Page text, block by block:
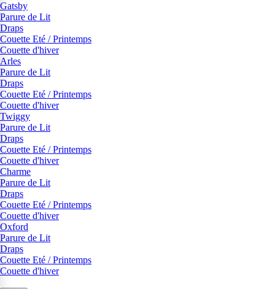
Gatsby
Parure de Lit
Draps
Couette Eté / Printemps
Couette d'hiver
Arles
Parure de Lit
Draps
Couette Eté / Printemps
Couette d'hiver
Twiggy
Parure de Lit
Draps
Couette Eté / Printemps
Couette d'hiver
Charme
Parure de Lit
Draps
Couette Eté / Printemps
Couette d'hiver
Oxford
Parure de Lit
Draps
Couette Eté / Printemps
Couette d'hiver